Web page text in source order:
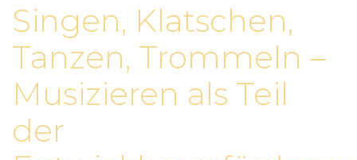
Singen, Klatschen,
Tanzen, Trommeln –
Musizieren als Teil
der